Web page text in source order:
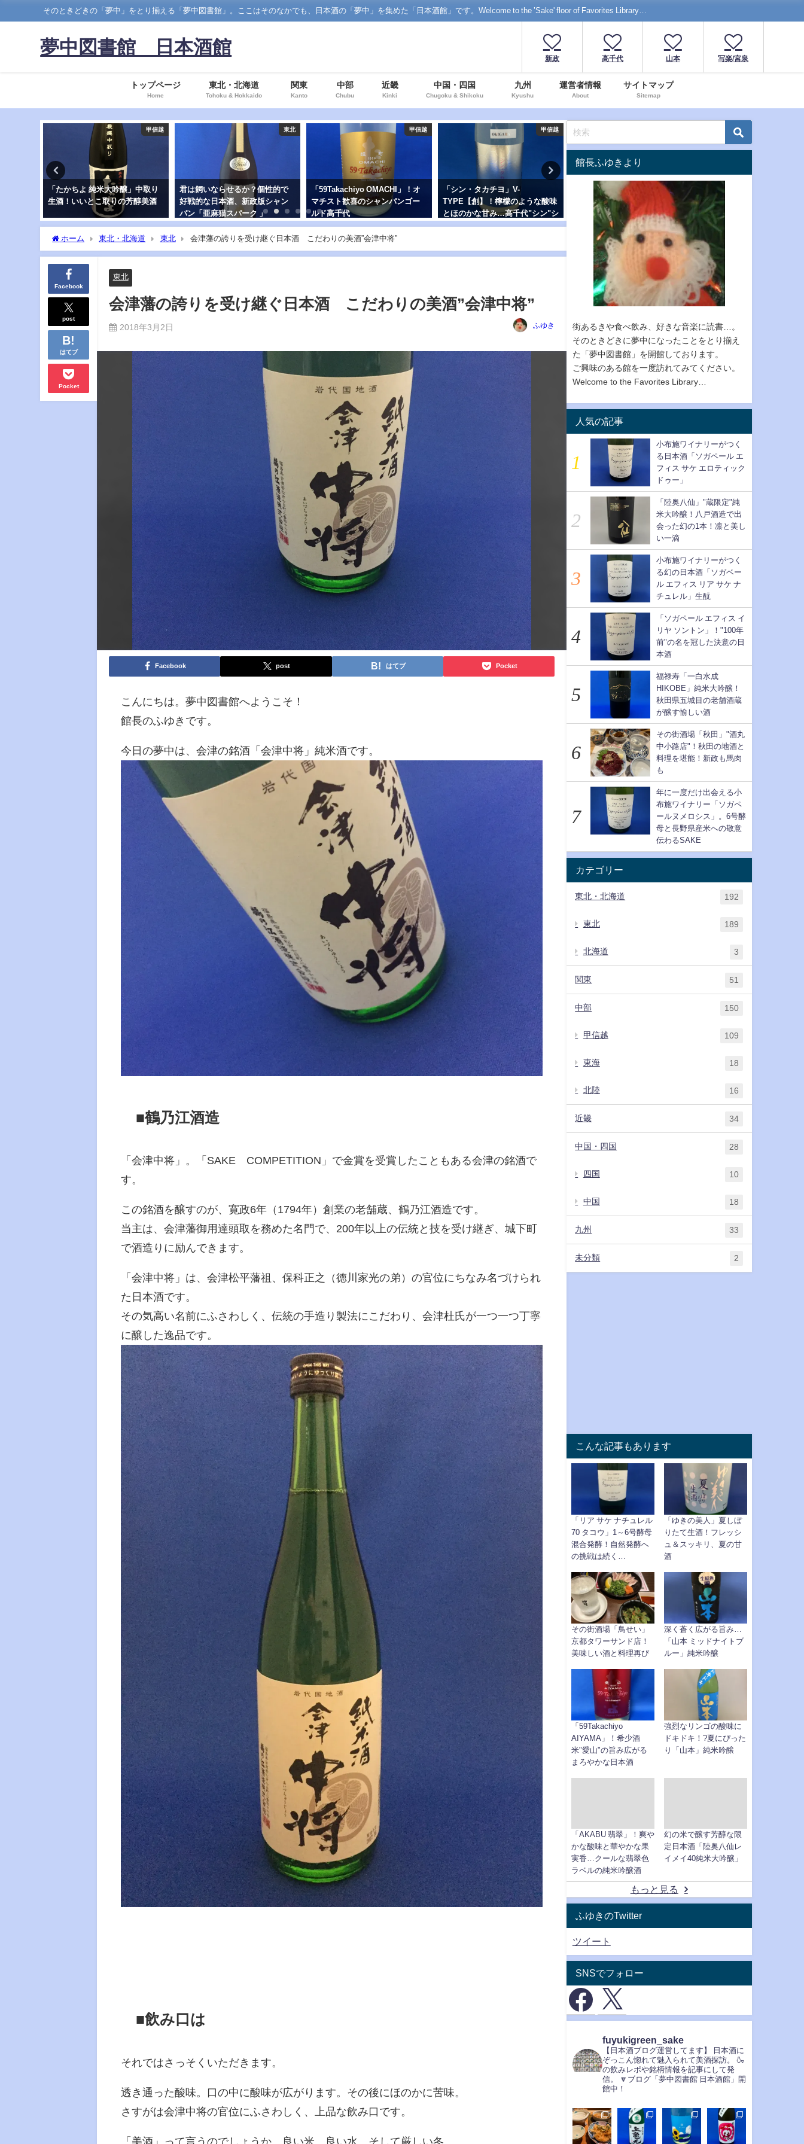
そのときどきの「夢中」をとり揃える「夢中図書館」。ここはそのなかでも、日本酒の「夢中」を集めた「日本酒館」です。Welcome to the ’Sake' floor of Favorites Library…
夢中図書館 日本酒館
新政 高千代 山本 写楽/宮泉
トップページ
Home
東北・北海道
Tohoku & Hokkaido
関東
Kanto
中部
Chubu
近畿
Kinki
中国・四国
Chugoku & Shikoku
九州
Kyushu
運営者情報
About
サイトマップ
Sitemap
東北
君は飼いならせるか？個性的で
好戦的な日本酒、新政版シャン
パン「亜麻猫スパーク 」
甲信越
「59Takachiyo OMACHI」！オ
マチスト歓喜のシャンパンゴー
ルド高千代
甲信越
「シン・タカチヨ」V-
TYPE【創】！檸檬のような酸味
とほのかな甘み…高千代"シン"シ
東北
山本「天杉」山廃純米！天然秋
田杉の木桶で仕込んだ限定酒
「高千代」の夏酒！純米酒おり
がらみ美山錦、キリリと爽やか
辛口生原酒
「たかちよ ストロベリーム
ン」無ろ過生原酒！甘さが
のキュートなお酒
ホーム 東北・北海道 東北 会津藩の誇りを受け継ぐ日本酒 こだわりの美酒”会津中将”
Facebook
post
はてブ
Pocket
東北
会津藩の誇りを受け継ぐ日本酒 こだわりの美酒”会津中将”
2018年3月2日 ふゆき
Facebook post はてブ Pocket
こんにちは。夢中図書館へようこそ！
館長のふゆきです。
今日の夢中は、会津の銘酒「会津中将」純米酒です。
■鶴乃江酒造
「会津中将」。「SAKE COMPETITION」で金賞を受賞したこともある会津の銘酒で
す。
この銘酒を醸すのが、寛政6年（1794年）創業の老舗蔵、鶴乃江酒造です。
当主は、会津藩御用達頭取を務めた名門で、200年以上の伝統と技を受け継ぎ、城下町
で酒造りに励んできます。
「会津中将」は、会津松平藩祖、保科正之（徳川家光の弟）の官位にちなみ名づけられ
た日本酒です。
その気高い名前にふさわしく、伝統の手造り製法にこだわり、会津杜氏が一つ一つ丁寧
に醸した逸品です。
■飲み口は
それではさっそくいただきます。
透き通った酸味。口の中に酸味が広がります。その後にほのかに苦味。
さすがは会津中将の官位にふさわしく、上品な飲み口です。
「美酒」って言うのでしょうか。良い米、良い水、そして厳しい冬。
館長ふゆきより
街あるきや食べ飲み、好きな音楽に読書…。
そのときどきに夢中になったことをとり揃え
た「夢中図書館」を開館しております。
ご興味のある館を一度訪れてみてください。
Welcome to the Favorites Library…
人気の記事
小布施ワイナリーがつく
る日本酒「ソガペール エ
フィス サケ エロティック
ドゥー」
「陸奥八仙」"蔵限定"純
米大吟醸！八戸酒造で出
会った幻の1本！凛と美し
い一滴
小布施ワイナリーがつく
る幻の日本酒「ソガベー
ル エフィス リア サケ ナ
チュレル」生酛
「ソガペール エフィス イ
リヤ ソントン」！"100年
前"の名を冠した決意の日
本酒
福禄寿「一白水成
HIKOBE」純米大吟醸！
秋田県五城目の老舗酒蔵
が醸す愉しい酒
その街酒場「秋田」"酒丸
中小路店"！秋田の地酒と
料理を堪能！新政も馬肉
も
年に一度だけ出会える小
布施ワイナリー「ソガペ
ールヌメロシス」。6号酵
母と長野県産米への敬意
伝わるSAKE
カテゴリー
東北・北海道 192
東北 189
北海道 3
関東 51
中部 150
甲信越 109
東海 18
北陸 16
近畿 34
中国・四国 28
四国 10
中国 18
九州 33
未分類 2
こんな記事もあります
「リア サケ ナチュレル
70 タコウ」1～6号酵母
混合発酵！自然発酵へ
の挑戦は続く…
「ゆきの美人」夏しぼ
りたて生酒！フレッシ
ュ＆スッキリ、夏の甘
酒
その街酒場「鳥せい」
京都タワーサンド店！
美味しい酒と料理再び
深く蒼く広がる旨み…
「山本 ミッドナイトブ
ルー」純米吟醸
「59Takachiyo
AIYAMA」！希少酒
米"愛山"の旨み広がる
まろやかな日本酒
強烈なリンゴの酸味に
ドキドキ！?夏にぴった
り「山本」純米吟醸
「AKABU 翡翠」！爽や
かな酸味と華やかな果
実香…クールな翡翠色
ラベルの純米吟醸酒
幻の米で醸す芳醇な限
定日本酒「陸奥八仙レ
イメイ40純米大吟醸」
もっと見る
ふゆきのTwitter
ツイート
SNSでフォロー
fuyukigreen_sake
【日本酒ブログ運営してます】
日本酒に
ぞっこん惚れて魅入られて美酒探訪。
🍶
の飲みレポや銘柄情報を記事にして発
信。
🔽ブログ「夢中図書館 日本酒館」開
館中！